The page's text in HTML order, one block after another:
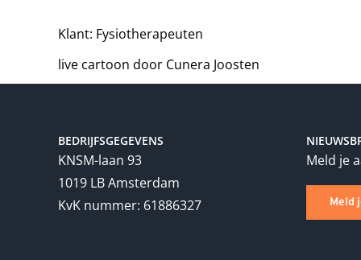
Klant: Fysiotherapeuten
live cartoon door Cunera Joosten
BEDRIJFSGEGEVENS
KNSM-laan 93
1019 LB Amsterdam
KvK nummer: 61886327
Meld je
Meld